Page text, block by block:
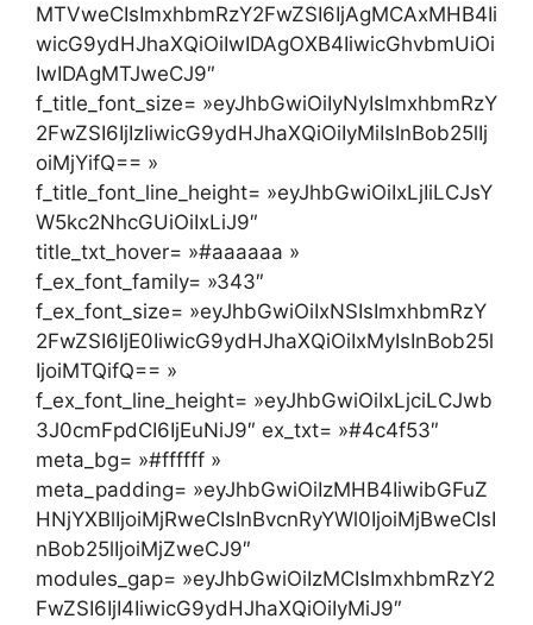
MTVweCIsImxhbmRzY2FwZSI6IjAgMCAxMHB4Ii
wicG9ydHJhaXQiOiIwIDAgOXB4IiwicGhvbmUiOi
IwIDAgMTJweCJ9″
f_title_font_size= »eyJhbGwiOiIyNyIsImxhbmRzY
2FwZSI6IjIzIiwicG9ydHJhaXQiOiIyMiIsInBob25lIj
oiMjYifQ== »
f_title_font_line_height= »eyJhbGwiOiIxLjIiLCJsY
W5kc2NhcGUiOiIxLiJ9″
title_txt_hover= »#aaaaaa »
f_ex_font_family= »343″
f_ex_font_size= »eyJhbGwiOiIxNSIsImxhbmRzY
2FwZSI6IjE0IiwicG9ydHJhaXQiOiIxMyIsInBob25l
IjoiMTQifQ== »
f_ex_font_line_height= »eyJhbGwiOiIxLjciLCJwb
3J0cmFpdCI6IjEuNiJ9″ ex_txt= »#4c4f53″
meta_bg= »#ffffff »
meta_padding= »eyJhbGwiOiIzMHB4IiwibGFuZ
HNjYXBlIjoiMjRweCIsInBvcnRyYWl0IjoiMjBweCIsI
nBob25lIjoiMjZweCJ9″
modules_gap= »eyJhbGwiOiIzMCIsImxhbmRzY2
FwZSI6IjI4IiwicG9ydHJhaXQiOiIyMiJ9″